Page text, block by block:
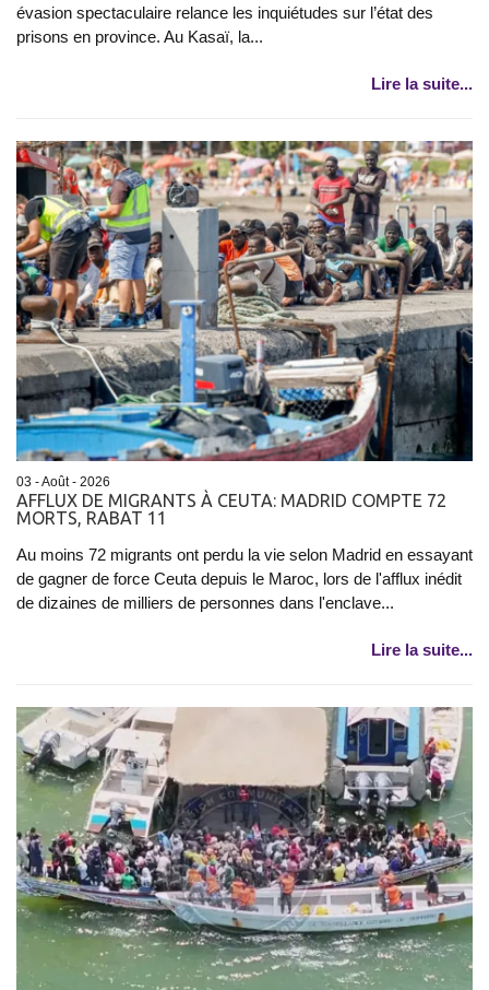
évasion spectaculaire relance les inquiétudes sur l’état des
prisons en province. Au Kasaï, la...
Lire la suite...
03 - Août - 2026
AFFLUX DE MIGRANTS À CEUTA: MADRID COMPTE 72
MORTS, RABAT 11
Au moins 72 migrants ont perdu la vie selon Madrid en essayant
de gagner de force Ceuta depuis le Maroc, lors de l'afflux inédit
de dizaines de milliers de personnes dans l'enclave...
Lire la suite...